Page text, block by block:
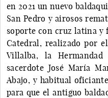
en 2021 un nuevo
San Pedro y airosos
soporte con cruz latina y
Catedral, realizado por
Villalba, la
sacerdote José María
Abajo, y habitual
para que el antiguo